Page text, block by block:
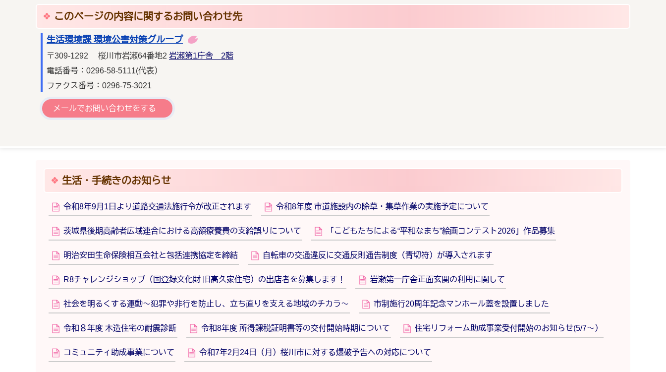
このページの内容に関するお問い合わせ先
生活環境課 環境公害対策グループ
〒309-1292 桜川市岩瀬64番地2 岩瀬第1庁舎 2階
電話番号：0296-58-5111(代表）
ファクス番号：0296-75-3021
メールでお問い合わせをする
生活・手続きのお知らせ
令和8年9月1日より道路交通法施行令が改正されます 令和8年度 市道施設内の除草・集草作業の実施予定について
茨城県後期高齢者広域連合における高額療養費の支給誤りについて 「こどもたちによる“平和なまち”絵画コンテスト2026」作品募集
明治安田生命保険相互会社と包括連携協定を締結 自転車の交通違反に交通反則通告制度（青切符）が導入されます
R8チャレンジショップ（国登録文化財 旧高久家住宅）の出店者を募集します！ 岩瀬第一庁舎正面玄関の利用に関して
社会を明るくする運動～犯罪や非行を防止し、立ち直りを支える地域のチカラ～ 市制施行20周年記念マンホール蓋を設置しました
令和８年度 木造住宅の耐震診断 令和8年度 所得課税証明書等の交付開始時期について 住宅リフォーム助成事業受付開始のお知らせ(5/7～）
コミュニティ助成事業について 令和7年2月24日（月）桜川市に対する爆破予告への対応について